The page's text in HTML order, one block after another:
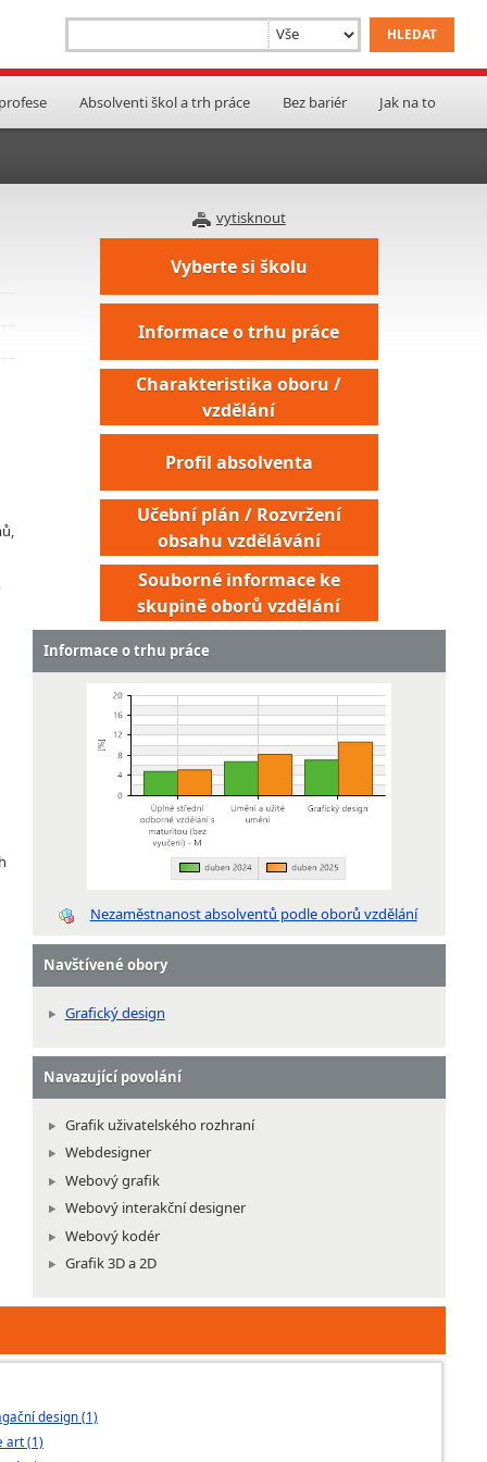
Absolventi škol a trh práce Bez bariér Jak na to
vytisknout
Vyberte si školu
Informace o trhu práce
Charakteristika oboru /
vzdělání
Profil absolventa
Učební plán / Rozvržení
obsahu vzdělávání
Souborné informace ke
skupině oborů vzdělání
Informace o trhu práce
Nezaměstnanost absolventů podle oborů vzdělání
Navštívené obory
Grafický design
Navazující povolání
Grafik uživatelského rozhraní
Webdesigner
Webový grafik
Webový interakční designer
Webový kodér
Grafik 3D a 2D
design (1)
art (1)